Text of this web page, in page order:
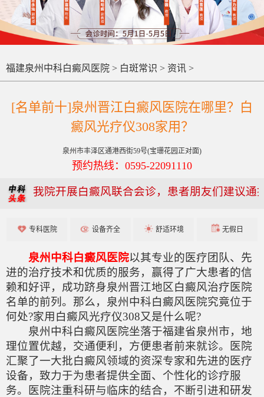
福建泉州中科白癜风医院 > 白斑常识 > 资讯 >
[名单前十]泉州晋江白癜风医院在哪里？白
癜风光疗仪308家用？
泉州市丰泽区通港西街59号(宝珊花园正对面)
预约热线：0595-22091110
我院开展白癜风联合会诊，患者朋友们建议通
专科医院 设备齐全 舒适环境 无假日
泉州中科白癜风医院以其专业的医疗团队、先
进的治疗技术和优质的服务，赢得了广大患者的信
赖和好评，成功跻身泉州晋江地区白癜风治疗医院
名单的前列。那么，泉州中科白癜风医院究竟位于
何处?家用白癜风光疗仪308又是什么呢?
泉州中科白癜风医院坐落于福建省泉州市，地
理位置优越，交通便利，方便患者前来就诊。医院
汇聚了一大批白癜风领域的资深专家和先进的医疗
设备，致力于为患者提供全面、个性化的诊疗服
务。医院注重科研与临床的结合，不断引进和研发